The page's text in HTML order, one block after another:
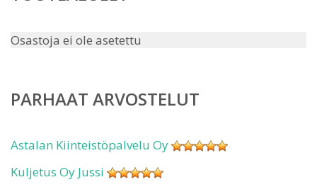
Osastoja ei ole asetettu
PARHAAT ARVOSTELUT
Astalan Kiinteistöpalvelu Oy
Kuljetus Oy Jussi